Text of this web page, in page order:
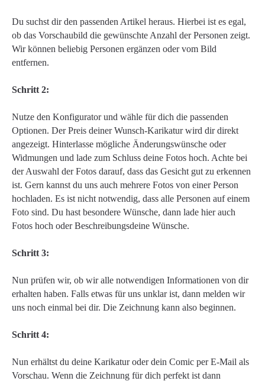
Du suchst dir den passenden Artikel heraus. Hierbei ist es egal,
ob das Vorschaubild die gewünschte Anzahl der Personen zeigt.
Wir können beliebig Personen ergänzen oder vom Bild
entfernen.
Schritt 2:
Nutze den Konfigurator und wähle für dich die passenden
Optionen. Der Preis deiner Wunsch-Karikatur wird dir direkt
angezeigt. Hinterlasse mögliche Änderungswünsche oder
Widmungen und lade zum Schluss deine Fotos hoch. Achte bei
der Auswahl der Fotos darauf, dass das Gesicht gut zu erkennen
ist. Gern kannst du uns auch mehrere Fotos von einer Person
hochladen. Es ist nicht notwendig, dass alle Personen auf einem
Foto sind. Du hast besondere Wünsche, dann lade hier auch
Fotos hoch oder Beschreibungsdeine Wünsche.
Schritt 3:
Nun prüfen wir, ob wir alle notwendigen Informationen von dir
erhalten haben. Falls etwas für uns unklar ist, dann melden wir
uns noch einmal bei dir. Die Zeichnung kann also beginnen.
Schritt 4:
Nun erhältst du deine Karikatur oder dein Comic per E-Mail als
Vorschau. Wenn die Zeichnung für dich perfekt ist dann